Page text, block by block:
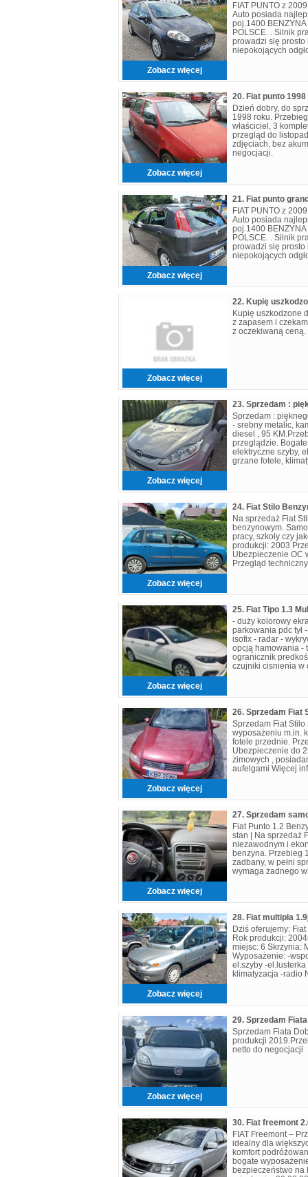
Zobacz więcej
FIAT PUNTO z
Auto posiada
poj.1400
POLSCE. . Silnik
prowadzi się prosto
niepokojących
Zobacz więcej
20. Fiat punto 1998
Dzień dobry, do
1998 roku.
właściciel, 3
przegląd do
zdjęciach, bez
negocjacji.
Zobacz więcej
FIAT PUNTO z
Auto posiada
poj.1400
POLSCE. . Silnik
prowadzi się prosto
niepokojących
Zobacz więcej
Kupię uszkodzone
z zapasem i
z oczekiwaną ceną.
Zobacz więcej
Sprzedam :
- srebny metalic,
diesel , 95
przeglądzie.
elektryczne szyby,
grzane fotele,
Zobacz więcej
Na sprzedaż Fiat
benzynowym.
pracy, szkoły czy
produkcji: 2003
Ubezpieczenie OC
Przegląd
Zobacz więcej
- duży kolorowy
parkowania pdc tył
isofix - radar -
opcją hamowania -
ogranicznik
czujniki cisnienia w
Zobacz więcej
26. Sprzedam Fiat
Sprzedam Fiat Stilo
wyposażeniu m.in.
fotele przednie.
Ubezpieczenie do
zimowych ,
aufelgami Więcej
Zobacz więcej
27. Sprzedam
Fiat Punto 1.2
stan | Na sprzedaż
niezawodnym i
benzyna. Przebieg
zadbany, w pełni
wymaga żadnego
Zobacz więcej
Dziś oferujemy:
Rok produkcji:
miejsc: 6 Skrzynia:
Wyposażenie: -
el.szyby -
klimatyzacja -radio
Zobacz więcej
Sprzedam Fiata
produkcji
netto do negocjacji
FIAT Freemont –
idealny dla
komfort
bogate
bezpieczeństwo na